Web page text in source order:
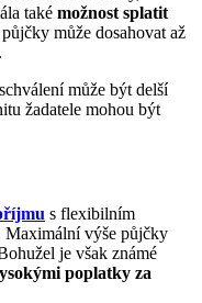
také možnost splatit
může dosahovat až
.
může být delší
žadatele mohou být
s flexibilním
Maximální výše půjčky
je však známé
poplatky za